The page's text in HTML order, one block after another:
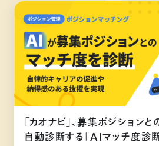
「カオナビ」、募集ポジション
自動診断する「AIマッチ度診